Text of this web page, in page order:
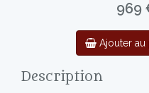
969
Ajouter au
Description